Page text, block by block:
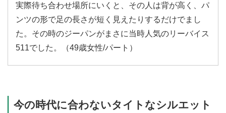
実際待ち合わせ場所にいくと、その人は背が高く、パ
ンツの形で足の長さが短く見えたりするだけでまし
た。その時のジーパンがまさに当時人気のリーバイス
511でした。（49歳女性/パート）
今の時代に合わないタイトなシルエット